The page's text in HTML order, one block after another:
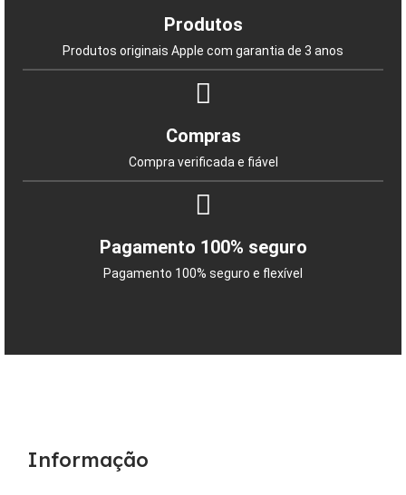
Produtos
Produtos originais Apple com garantia de 3 anos
Compras
Compra verificada e fiável
Pagamento 100% seguro
Pagamento 100% seguro e flexível
Informação